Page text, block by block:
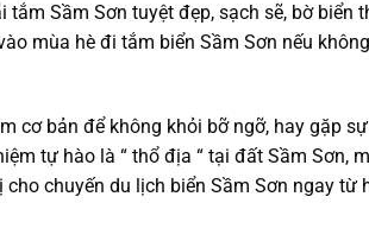
Sầm Sơn tuyệt đẹp, sạch sẽ, bờ biển
mùa hè đi tắm biển Sầm Sơn nếu
cơ bản để không khỏi bỡ ngỡ, hay gặp
tự hào là “ thổ địa “ tại đất Sầm Sơn,
chuyến du lịch biển Sầm Sơn ngay từ